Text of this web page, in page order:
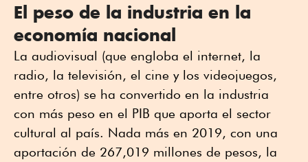
El peso de la industria en la
economía nacional
La audiovisual (que engloba el internet, la
radio, la televisión, el cine y los videojuegos,
entre otros) se ha convertido en la industria
con más peso en el PIB que aporta el sector
cultural al país. Nada más en 2019, con una
aportación de 267,019 millones de pesos, la